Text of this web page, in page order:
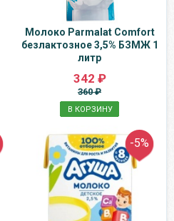
Молоко Parmalat Сomfort
безлактозное 3,5% БЗМЖ 1
литр
342 ₽
360 ₽
В КОРЗИНУ
-5%